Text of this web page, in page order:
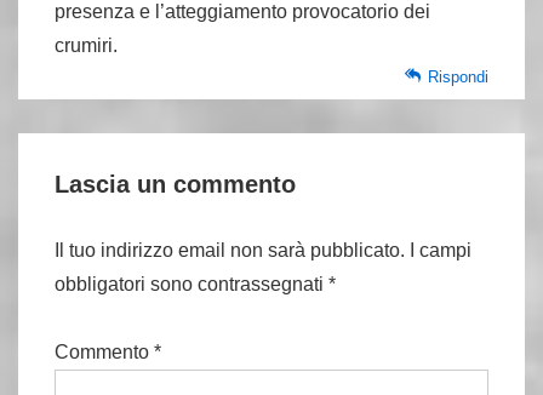
presenza e l’atteggiamento provocatorio dei
crumiri.
Rispondi
Lascia un commento
Il tuo indirizzo email non sarà pubblicato.
I campi
obbligatori sono contrassegnati *
Commento *